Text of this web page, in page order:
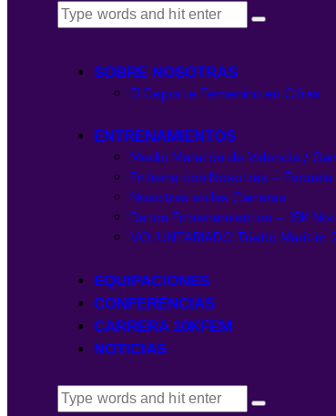
SOBRE NOSOTRAS
El Deporte Femenino en Cifras
ENTRENAMIENTOS
Medio Maratón de Valencia /
Entrena con Nosotras – Escuela
Nosotras en las Carreras
Datos Entrenamientos – 15K
VOLUNTARIADO Triatló Maritim
EQUIPACIONES
CONFERENCIAS
CARRERA 10KFEM
NOTICIAS